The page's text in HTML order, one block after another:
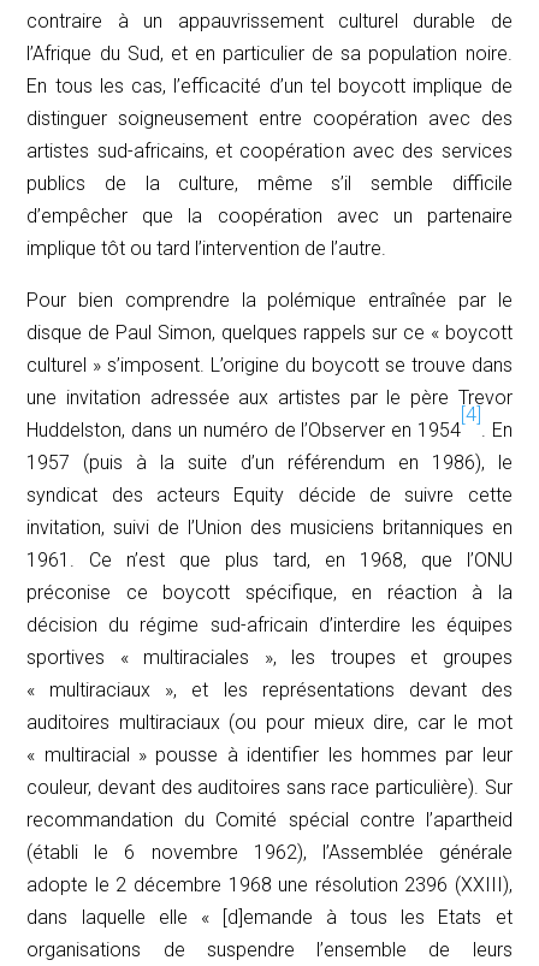
contraire à un appauvrissement culturel durable de
l’Afrique du Sud, et en particulier de sa population noire.
En tous les cas, l’efficacité d’un tel boycott implique de
distinguer soigneusement entre coopération avec des
artistes sud-africains, et coopération avec des services
publics de la culture, même s’il semble difficile
d’empêcher que la coopération avec un partenaire
implique tôt ou tard l’intervention de l’autre.
Pour bien comprendre la polémique entraînée par le
disque de Paul Simon, quelques rappels sur ce « boycott
culturel » s’imposent. L’origine du boycott se trouve dans
une invitation adressée aux artistes par le père Trevor
Huddelston, dans un numéro de l’Observer en 1954
[4]
. En
1957 (puis à la suite d’un référendum en 1986), le
syndicat des acteurs Equity décide de suivre cette
invitation, suivi de l’Union des musiciens britanniques en
1961. Ce n’est que plus tard, en 1968, que l’ONU
préconise ce boycott spécifique, en réaction à la
décision du régime sud-africain d’interdire les équipes
sportives « multiraciales », les troupes et groupes
« multiraciaux », et les représentations devant des
auditoires multiraciaux (ou pour mieux dire, car le mot
« multiracial » pousse à identifier les hommes par leur
couleur, devant des auditoires sans race particulière). Sur
recommandation du Comité spécial contre l’apartheid
(établi le 6 novembre 1962), l’Assemblée générale
adopte le 2 décembre 1968 une résolution 2396 (XXIII),
dans laquelle elle «
[d]emande à tous les Etats et
organisations de suspendre l’ensemble de leurs